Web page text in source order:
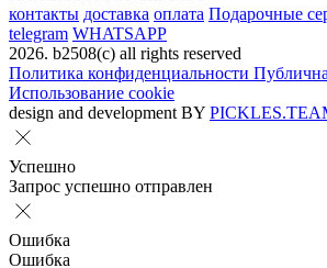
контакты доставка оплата Подарочные
telegram WHATSAPP
2026. b2508(с) all rights reserved
Политика конфиденциальности
Использование cookie
design and development BY
Успешно
Запрос успешно отправлен
Ошибка
Ошибка